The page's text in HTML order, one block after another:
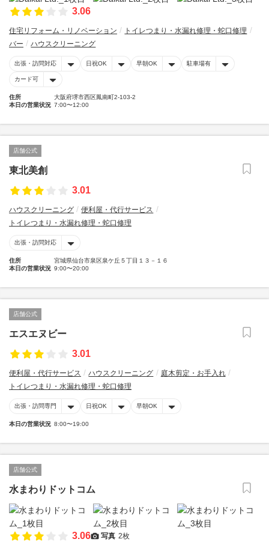
3.06
住宅リフォーム・リノベーション
トイレつまり・水漏れ修理・蛇口修理
バー
ハウスクリーニング
出張・訪問対応 日祝OK 早朝OK 駐車場有
カード可
住所
大阪府堺市西区鳳南町2-103-2
本日の営業状況 7:00〜12:00
店舗公式
東北美創
3.01
ハウスクリーニング
便利屋・代行サービス
トイレつまり・水漏れ修理・蛇口修理
出張・訪問対応
住所
宮城県仙台市泉区泉ケ丘５丁目１３－１６
本日の営業状況 9:00〜20:00
店舗公式
エスエヌビー
3.01
便利屋・代行サービス ハウスクリーニング
庭木剪定・お手入れ
トイレつまり・水漏れ修理・蛇口修理
出張・訪問専門 日祝OK 早朝OK
本日の営業状況 8:00〜19:00
店舗公式
水まわりドットコム
3.06 写真 2枚